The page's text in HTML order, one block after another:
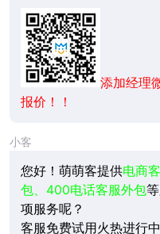
添加经理
报价！！
小客
您好！萌萌客提供电商
包、400电话客服外包
项服务呢？
客服免费试用火热进行中